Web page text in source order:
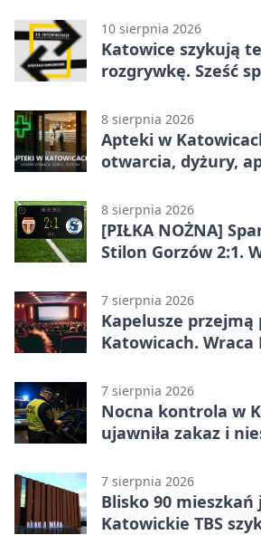
10 sierpnia 2026
Katowice szykują
rozgrywkę. Sześć
8 sierpnia 2026
Apteki w
otwarcia, dyżury,
8 sierpnia 2026
[PIŁKA NOŻNA]
Stilon Gorzów 2:1.
7 sierpnia 2026
Kapelusze
Katowicach. Wraca
7 sierpnia 2026
Nocna kontrola w
ujawniła zakaz i
7 sierpnia 2026
Blisko 90 mieszkań
Katowickie TBS